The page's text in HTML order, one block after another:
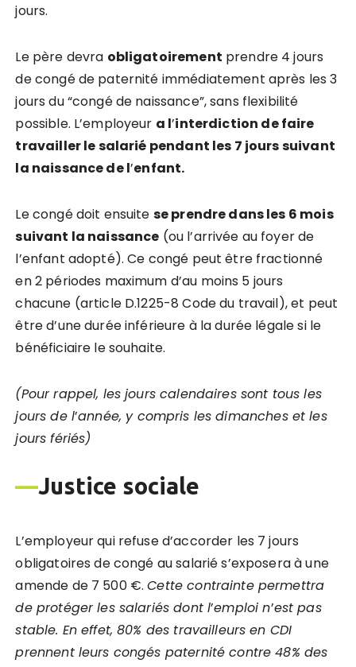
jours.
Le père devra obligatoirement prendre 4 jours
de congé de paternité immédiatement après les 3
jours du “congé de naissance”, sans flexibilité
possible. L’employeur a l’interdiction de faire
travailler le salarié pendant les 7 jours suivant
la naissance de l’enfant.
Le congé doit ensuite se prendre dans les 6 mois
suivant la naissance (ou l’arrivée au foyer de
l’enfant adopté). Ce congé peut être fractionné
en 2 périodes maximum d’au moins 5 jours
chacune (article D.1225-8 Code du travail), et peut
être d’une durée inférieure à la durée légale si le
bénéficiaire le souhaite.
(Pour rappel, les jours calendaires sont tous les
jours de l’année, y compris les dimanches et les
jours fériés)
—Justice sociale
L’employeur qui refuse d’accorder les 7 jours
obligatoires de congé au salarié s’exposera à une
amende de 7 500 €.Cette contrainte permettra
de protéger les salariés dont l’emploi n’est pas
stable. En effet, 80% des travailleurs en CDI
prennent leurs congés paternité contre 48% des